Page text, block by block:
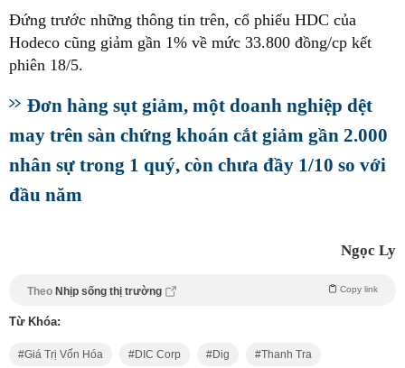
Đứng trước những thông tin trên, cổ phiếu HDC của
Hodeco cũng giảm gần 1% về mức 33.800 đồng/cp kết
phiên 18/5.
Đơn hàng sụt giảm, một doanh nghiệp dệt
may trên sàn chứng khoán cắt giảm gần 2.000
nhân sự trong 1 quý, còn chưa đầy 1/10 so với
đầu năm
Ngọc Ly
Theo Nhịp sống thị trường Copy link
Từ Khóa:
Giá Trị Vốn Hóa DIC Corp Dig Thanh Tra